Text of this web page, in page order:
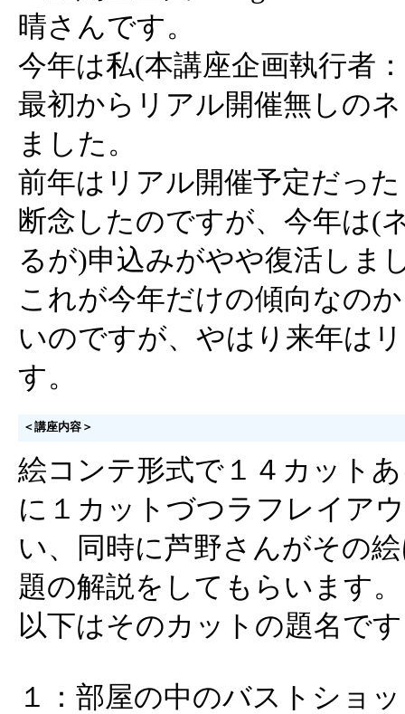
晴さんです。
今年は私(本講座企画執行者
最初からリアル開催無しの
ました。
前年はリアル開催予定だっ
断念したのですが、今年は(
るが)申込みがやや復活しま
これが今年だけの傾向なの
いのですが、やはり来年は
す。
＜講座内容＞
絵コンテ形式で１４カット
に１カットづつラフレイア
い、同時に芦野さんがその
題の解説をしてもらいます。
以下はそのカットの題名で
１：部屋の中のバストショ